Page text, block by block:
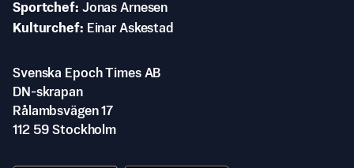
Sportchef Jonas Arnesen
Kulturchef
Einar Askestad
Svenska Epoch Times AB
DN-skrapan
Rålambsvägen 17
112 59 Stockholm